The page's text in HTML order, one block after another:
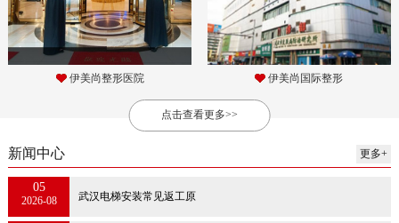
伊美尚整形医院 伊美尚国际整形
点击查看更多>>
新闻中心 更多+
05
2026-08 武汉电梯安装常见返工原